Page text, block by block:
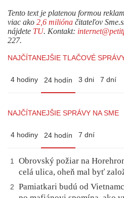
Tento text je platenou formou
viac ako 2,6 milióna čitateľov
nájdete TU. Kontakt:
227.
NAJČÍTANEJŠIE TLAČOVÉ
4 hodiny 24 hodín 3 dni 7 dní
NAJČÍTANEJŠIE SPRÁVY NA SME
4 hodiny 24 hodín 7 dní
1
Obrovský požiar na
celá ulica, oheň mal byť
2
Pamiatkari budú od